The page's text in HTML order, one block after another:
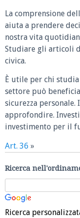
La comprensione
aiuta a prendere
nostra vita
Studiare gli articoli
civica.
È utile per chi
settore può
sicurezza
approfondire.
investimento per il
Art. 36 »
Ricerca
Ricerca